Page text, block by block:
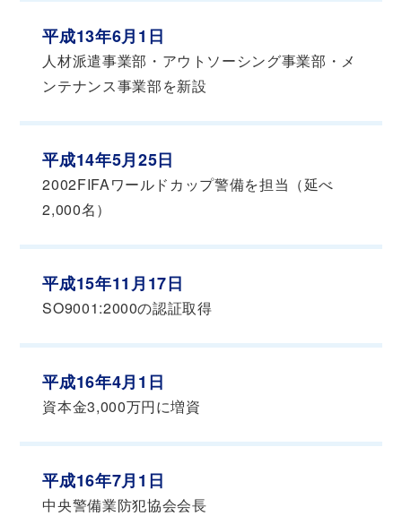
平成13年6月1日
人材派遣事業部・アウトソーシング事業部・メ
ンテナンス事業部を新設
平成14年5月25日
2002FIFAワールドカップ警備を担当（延べ
2,000名）
平成15年11月17日
SO9001:2000の認証取得
平成16年4月1日
資本金3,000万円に増資
平成16年7月1日
中央警備業防犯協会会長